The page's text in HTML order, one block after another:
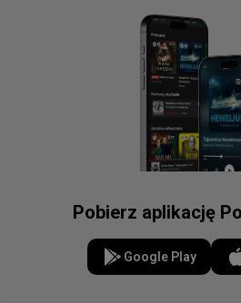
Pobierz aplikację
Google Play